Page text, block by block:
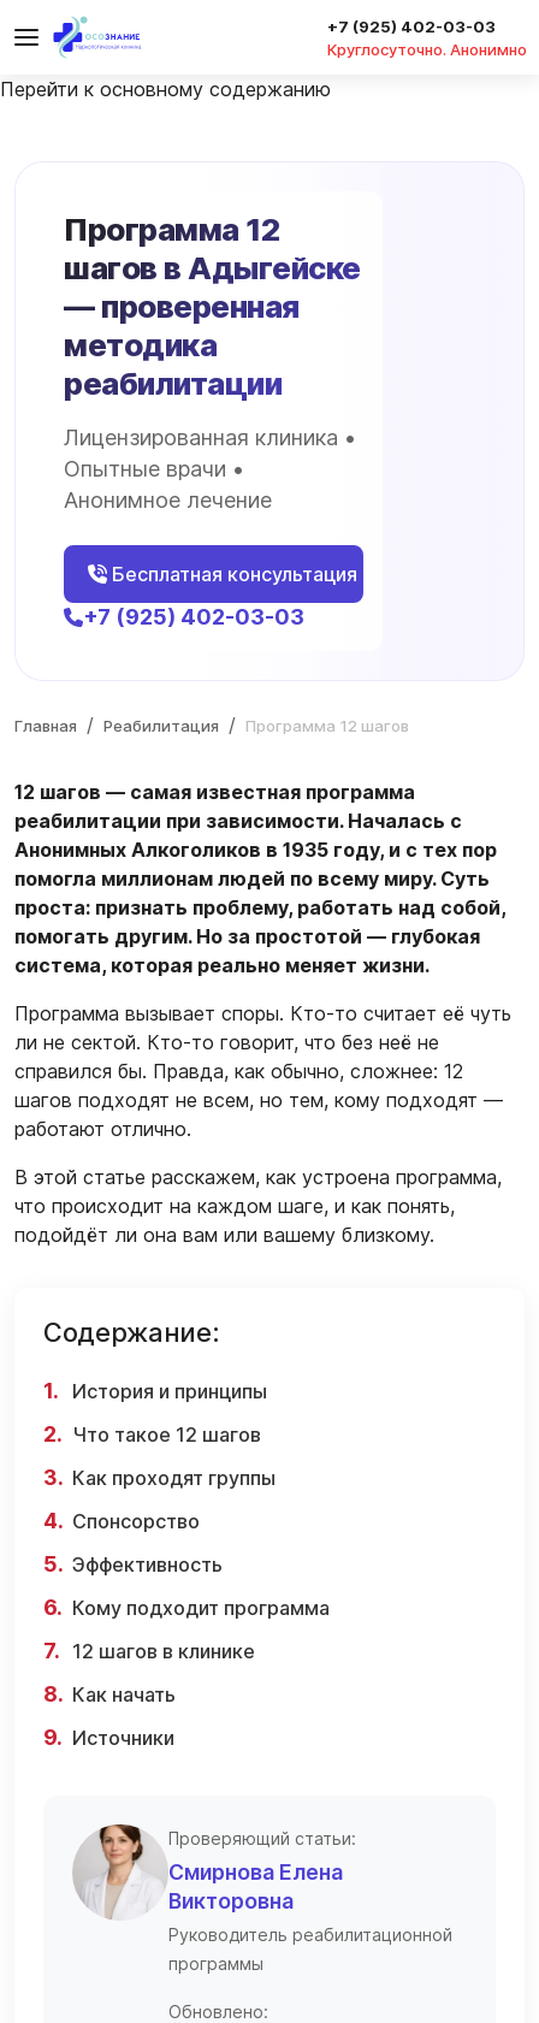
Перейти к основному содержанию
+7 (925) 402-03-03
Круглосуточно. Анонимно
Программа 12
шагов в Адыгейске
— проверенная
методика
реабилитации
Лицензированная клиника •
Опытные врачи •
Анонимное лечение
Бесплатная консультация
+7 (925) 402-03-03
Главная Реабилитация Программа 12 шагов
12 шагов — самая известная программа
реабилитации при зависимости. Началась с
Анонимных Алкоголиков в 1935 году, и с тех пор
помогла миллионам людей по всему миру. Суть
проста: признать проблему, работать над собой,
помогать другим. Но за простотой — глубокая
система, которая реально меняет жизни.
Программа вызывает споры. Кто-то считает её чуть
ли не сектой. Кто-то говорит, что без неё не
справился бы. Правда, как обычно, сложнее: 12
шагов подходят не всем, но тем, кому подходят —
работают отлично.
В этой статье расскажем, как устроена программа,
что происходит на каждом шаге, и как понять,
подойдёт ли она вам или вашему близкому.
Содержание:
История и принципы
Что такое 12 шагов
Как проходят группы
Спонсорство
Эффективность
Кому подходит программа
12 шагов в клинике
Как начать
Источники
Проверяющий статьи:
Смирнова Елена
Викторовна
Руководитель реабилитационной
программы
Обновлено: